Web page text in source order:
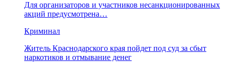
Для организаторов и участников несанкционированных
акций предусмотрена…
Криминал
Житель Краснодарского края пойдет под суд за сбыт
наркотиков и отмывание денег